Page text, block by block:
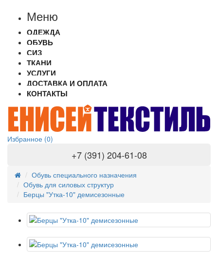
Меню
ОДЕЖДА
ОБУВЬ
СИЗ
ТКАНИ
УСЛУГИ
ДОСТАВКА И ОПЛАТА
КОНТАКТЫ
Избранное (0)
+7 (391) 204-61-08
Обувь специального назначения
Обувь для силовых структур
Берцы "Утка-10" демисезонные